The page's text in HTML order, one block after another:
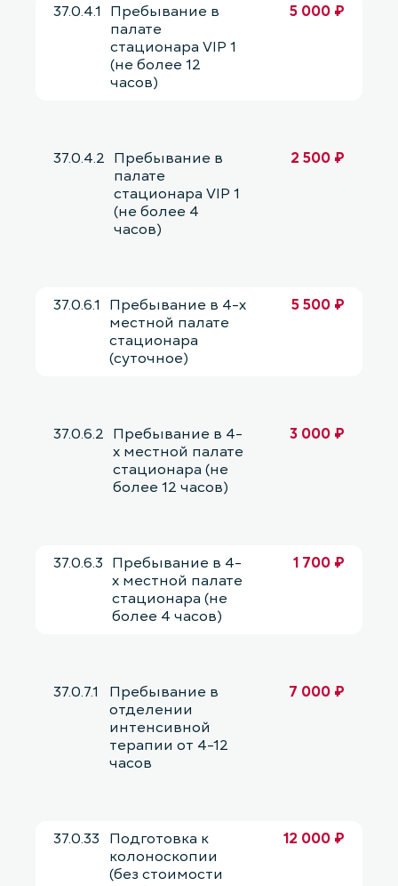
37.0.4.1 Пребывание в
палате
стационара VIP 1
(не более 12
часов)
5 000 ₽
37.0.4.2 Пребывание в
палате
стационара VIP 1
(не более 4
часов)
2 500 ₽
37.0.6.1 Пребывание в 4-х
местной палате
стационара
(суточное)
5 500 ₽
37.0.6.2 Пребывание в 4-
х местной палате
стационара (не
более 12 часов)
3 000 ₽
37.0.6.3 Пребывание в 4-
х местной палате
стационара (не
более 4 часов)
1 700 ₽
37.0.7.1
Пребывание в
отделении
интенсивной
терапии от 4-12
часов
7 000 ₽
37.0.33 Подготовка к
колоноскопии
(без стоимости
12 000 ₽